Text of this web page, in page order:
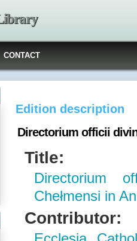
CONTACT
Edition description
Directorium officii
Title:
Directorium
Chełmensi in
Contributor: